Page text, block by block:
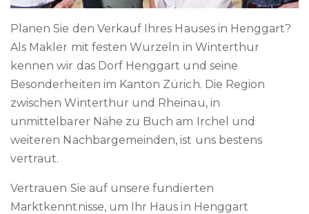
Planen Sie den Verkauf Ihres Hauses in Henggart?
Als Makler mit festen Wurzeln in Winterthur
kennen wir das Dorf Henggart und seine
Besonderheiten im Kanton Zürich. Die Region
zwischen Winterthur und Rheinau, in
unmittelbarer Nähe zu Buch am Irchel und
weiteren Nachbargemeinden, ist uns bestens
vertraut.
Vertrauen Sie auf unsere fundierten
Marktkenntnisse, um Ihr Haus in Henggart